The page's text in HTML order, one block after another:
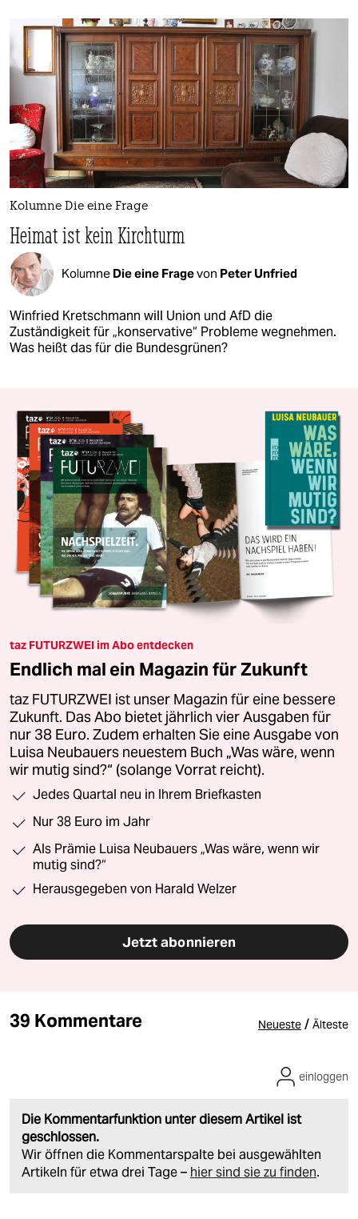
Kolumne Die eine Frage
Heimat ist kein Kirchturm
Kolumne Die eine Fragevon Peter Unfried
Winfried Kretschmann will Union und AfD die
Zuständigkeit für „konservative“ Probleme wegnehmen.
Was heißt das für die Bundesgrünen?
taz FUTURZWEI im Abo entdecken
Endlich mal ein Magazin für Zukunft
taz FUTURZWEI ist unser Magazin für eine bessere
Zukunft. Das Abo bietet jährlich vier Ausgaben für
nur 38 Euro. Zudem erhalten Sie eine Ausgabe von
Luisa Neubauers neuestem Buch „Was wäre, wenn
wir mutig sind?“ (solange Vorrat reicht).
Jedes Quartal neu in Ihrem Briefkasten
Nur 38 Euro im Jahr
Als Prämie Luisa Neubauers „Was wäre, wenn wir
mutig sind?“
Herausgegeben von Harald Welzer
Jetzt abonnieren
39 Kommentare Neueste / Älteste
Die Kommentarfunktion unter diesem Artikel ist
geschlossen.
Wir öffnen die Kommentarspalte bei ausgewählten
Artikeln für etwa drei Tage – hier sind sie zu finden.
einloggen